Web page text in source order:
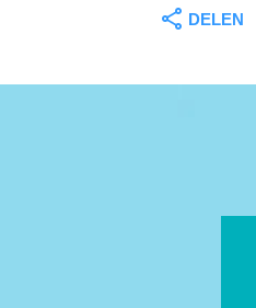
DELEN
Wanneer je iets op wil